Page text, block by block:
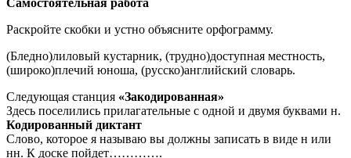
Самостоятельная работа
Раскройте скобки и устно объясните орфограмму.
(Бледно)лиловый кустарник, (трудно)доступная местность,
(широко)плечий юноша, (русско)английский словарь.
Следующая станция «Закодированная»
Здесь поселились прилагательные с одной и двумя буквами н.
Кодированный диктант
Слово, которое я называю вы должны записать в виде н или
нн. К доске пойдет………….